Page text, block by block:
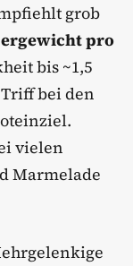
grob
pro
bis ~1,5
bei den
vielen
Marmelade